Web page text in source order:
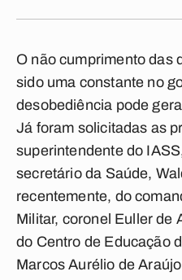
O não cumprimento das
sido uma constante no
desobediência pode
Já foram solicitadas as
superintendente do
secretário da Saúde,
recentemente, do
Militar, coronel Euller de
do Centro de Educação
Marcos Aurélio de